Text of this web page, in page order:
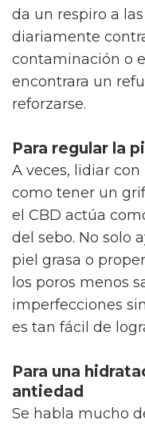
da un respiro a
diariamente
contaminación o
encontrara un
reforzarse.
Para regular la
A veces, lidiar
como tener un
el CBD actúa
del sebo. No solo
piel grasa o
los poros menos
imperfecciones
es tan fácil de
Para una
antiedad
Se habla mucho